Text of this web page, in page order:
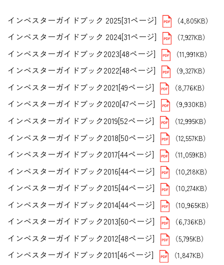
インベスターガイドブック 2025[31ページ] （4,805KB）
インベスターガイドブック 2024[31ページ] （7,927KB）
インベスターガイドブック2023[48ページ] （11,991KB）
インベスターガイドブック2022[48ページ] （9,327KB）
インベスターガイドブック2021[49ページ] （8,776KB）
インベスターガイドブック2020[47ページ] （9,930KB）
インベスターガイドブック2019[52ページ] （12,995KB）
インベスターガイドブック2018[50ページ] （12,557KB）
インベスターガイドブック2017[44ページ] （11,059KB）
インベスターガイドブック2016[44ページ] （10,218KB）
インベスターガイドブック2015[44ページ] （10,274KB）
インベスターガイドブック2014[44ページ] （10,965KB）
インベスターガイドブック2013[60ページ] （6,736KB）
インベスターガイドブック2012[48ページ] （5,795KB）
インベスターガイドブック2011[46ページ] （1,847KB）